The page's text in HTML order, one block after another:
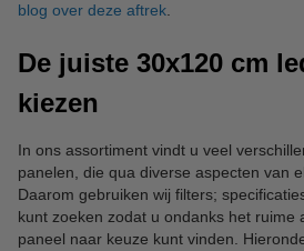
blog over deze aftrek
De juiste 30x120 cm
kiezen
In ons assortiment vindt u veel
panelen, die qua diverse aspecten van
Daarom gebruiken wij filters;
kunt zoeken zodat u ondanks het ruime
paneel naar keuze kunt vinden.